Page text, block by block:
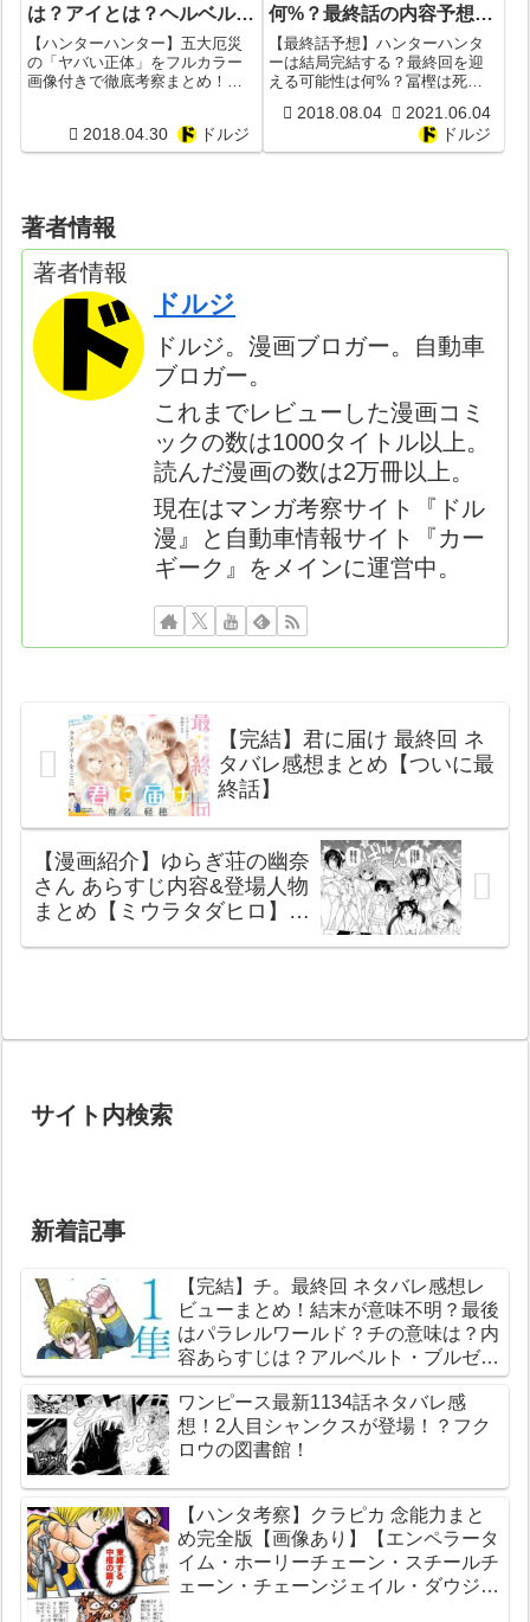
は？アイとは？ヘルベルと
は？パプとは？ゾバエ病と
は？【危険度とリターン】
【正体】【ハンターハンタ
【ハンターハンター】五大厄災
の「ヤバい正体」をフルカラー
画像付きで徹底考察まとめ！兵
は？人飼いの獣パプとは？不死
の病ゾバエとは？リターンと危
2018.04.30 ドルジ
何%？最終話の内容予想ま
とめ！ラスト結末は？冨樫
死亡？
【HUNTERxHUNTER】
【最終話予想】ハンターハンタ
ーは結局完結する？最終回を迎
える可能性は何%？冨樫は死
HUNTERxHUNTERマニアが徹底
2018.08.04
2021.06.04
ドルジ
著者情報
著者情報
ドルジ
ドルジ。漫画ブロガー。自動車
ブロガー。
これまでレビューした漫画コミ
ックの数は1000タイトル以上。
読んだ漫画の数は2万冊以上。
現在はマンガ考察サイト『ドル
漫』と自動車情報サイト『カー
ギーク』をメインに運営中。
【完結】君に届け 最終回 ネ
タバレ感想まとめ【ついに最
終話】
【漫画紹介】ゆらぎ荘の幽奈
さん あらすじ内容&登場人物
まとめ【ミウラタダヒロ】
サイト内検索
新着記事
【完結】チ。最終回 ネタバレ感想レ
ビューまとめ！結末が意味不明？最後
はパラレルワールド？チの意味は？内
容あらすじは？アルベルト・ブルゼフ
スキとは？【総合評価評判】【地球の
運動について】
ワンピース最新1134話ネタバレ感
想！2人目シャンクスが登場！？フク
ロウの図書館！
【ハンタ考察】クラピカ 念能力まと
め完全版【画像あり】【エンペラータ
イム・ホーリーチェーン・スチールチ
ェーン・チェーンジェイル・ダウジン